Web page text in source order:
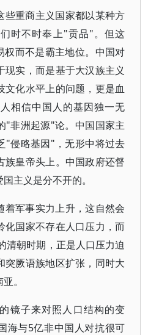
些重商主义国家都以某种方
时不时奉上"贡品"。但这
而不是霸主地位。中国对
实，而是基于大汉族主义
文化水平上的问题，更是血
相信中国人的基因独一无
"非洲起源"论。中国国家主
"侵略基因"，无形中将过去
族皇帝头上。中国政府还督
主义是分不开的。
着军事实力上升，这自然会
化国家不存在人口压力，而
清朝时期，正是人口压力迫
突厥语族地区扩张，同时大
。
镜子来对照人口结构的变
海与5亿非中国人对抗很可